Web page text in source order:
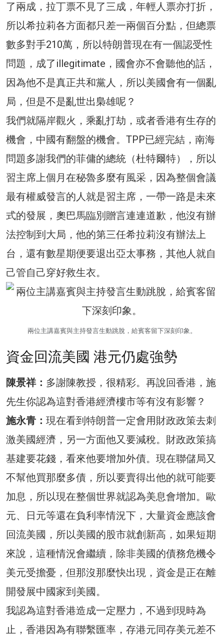
了兩成，拉丁票不見了三成，年輕人票亦打折，
所以希拉莉各方面都只差一兩個百分點，但總票
數多對手210萬，所以特朗普現在有一個認受性
問題，成了illegitimate，國會亦不會聽他的話，
因為他不是真正共和黨人，所以美國會有一個亂
局，但是不是亂世出梟雄呢？
我們就隔岸觀火，乘亂打劫，或者香港有生存的
機會，中國有翻盤的機會。TPP已經完結，南海
問題多謝我們的菲傭的總統（杜特爾特），所以
習主席上個月在秘魯多麼有風采，因為整個會議
最有權威發言的人就是習主席，一帶一路是未來
式的發展，奧巴馬臨別贈言連連道歉，他沒有辦
法控制到大局，他的第三任希拉莉沒有辦法上
台，還有數星期便要退出亞太事務，其他人就自
己管自己穿好救生衣。
兩位主講嘉賓與主持發言生動跳脫，給賓客留下深刻印象。
資金回流美國 港元仍處強勢
陳景祥： 多謝陳教授，很精彩。再說回香港，施
先生你認為這對香港經濟樓市等有沒有影響？
施永青： 現在看到特朗普一定會用財政政策去刺
激美國經濟，另一方面他又要減稅。財政政策搞
基建要花錢，看來他要增加外債。現在聯儲局又
不幫他買那麼多債，所以要賣得出他的就可能要
加息，所以現在整個世界就認為美息會增加。歐
元、日元等還在負利率情況下，大量資金應該會
回流美國，所以美國的股市就創新高，如果短期
來說，這種情況會繼續，除非美國的債務危機令
美元受擔憂，但那沒那麼快出現，資金是正在離
開發展中國家到美國。
我認為這對香港造成一定壓力，不過到現時為
止，香港因為有聯繫匯率，存港元同存美元差不